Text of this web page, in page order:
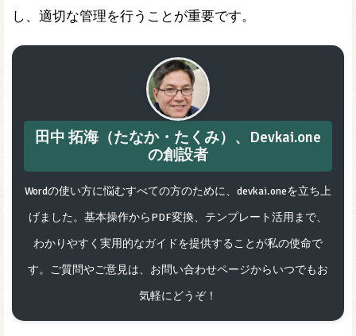
し、適切な管理を行うことが重要です。
田中 拓海（たなか・たくみ）、Devkai.one
の創設者
Wordの使い方に悩むすべての方のために、devkai.oneを立ち上
げました。基本操作からPDF変換、テンプレート活用まで、
わかりやすく実用的なガイドを提供することが私の使命で
す。ご質問やご意見は、お問い合わせページからいつでもお
気軽にどうぞ！